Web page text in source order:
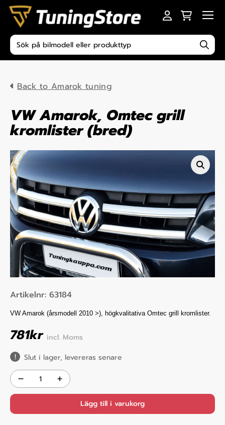
Skip to content
Produktsökning
Back to Amarok tuning
VW Amarok, Omtec grill
kromlister (bred)
Artikelnr: 63184
VW Amarok (årsmodell 2010 >), högkvalitativa Omtec grill kromlister.
781kr incl. Moms
Slut i lager, levereras senare
Lägg till i varukorg